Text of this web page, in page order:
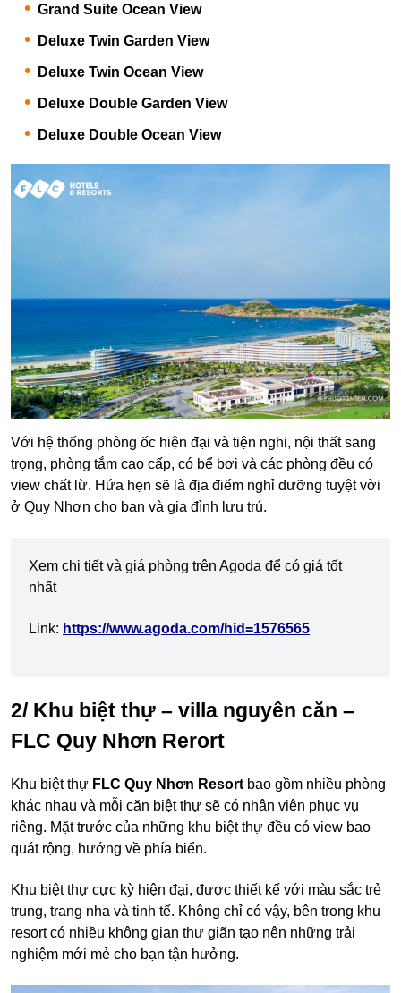
Grand Suite Ocean View
Deluxe Twin Garden View
Deluxe Twin Ocean View
Deluxe Double Garden View
Deluxe Double Ocean View
Với hệ thống phòng ốc hiện đại và tiện nghi, nội thất sang
trọng, phòng tắm cao cấp, có bể bơi và các phòng đều có
view chất lừ. Hứa hẹn sẽ là địa điểm nghỉ dưỡng tuyệt vời
ở Quy Nhơn cho bạn và gia đình lưu trú.
Xem chi tiết và giá phòng trên Agoda để có giá tốt
nhất
Link: https://www.agoda.com/hid=1576565
2/ Khu biệt thự – villa nguyên căn –
FLC Quy Nhơn Rerort
Khu biệt thự FLC Quy Nhơn Resortbao gồm nhiều phòng
khác nhau và mỗi căn biệt thự sẽ có nhân viên phục vụ
riêng. Mặt trước của những khu biệt thự đều có view bao
quát rộng, hướng về phía biển.
Khu biệt thự cực kỳ hiện đại, được thiết kế với màu sắc trẻ
trung, trang nha và tinh tế. Không chỉ có vậy, bên trong khu
resort có nhiều không gian thư giãn tạo nên những trải
nghiệm mới mẻ cho bạn tận hưởng.